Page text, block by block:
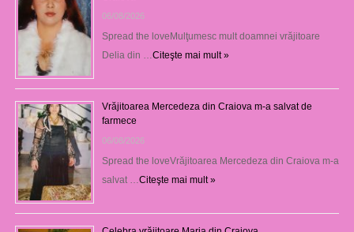
06/08/2026
Spread the loveMulţumesc mult doamnei vrăjitoare
Delia din …Citeşte mai mult »
Vrăjitoarea Mercedeza din Craiova m-a salvat de
farmece
06/08/2026
Spread the loveVrăjitoarea Mercedeza din Craiova m-a
salvat …Citeşte mai mult »